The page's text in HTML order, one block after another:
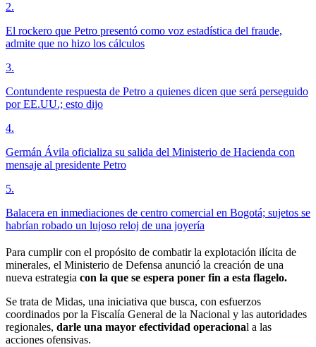
2.
El rockero que Petro presentó como voz estadística del fraude,
admite que no hizo los cálculos
3.
Contundente respuesta de Petro a quienes dicen que será perseguido
por EE.UU.; esto dijo
4.
Germán Ávila oficializa su salida del Ministerio de Hacienda con
mensaje al presidente Petro
5.
Balacera en inmediaciones de centro comercial en Bogotá; sujetos se
habrían robado un lujoso reloj de una joyería
Para cumplir con el propósito de combatir la explotación ilícita de
minerales, el Ministerio de Defensa anunció la creación de una
nueva estrategia con la que se espera poner fin a esta flagelo.
Se trata de Midas, una iniciativa que busca, con esfuerzos
coordinados por la Fiscalía General de la Nacional y las autoridades
regionales, darle una mayor efectividad operacional a las
acciones ofensivas.